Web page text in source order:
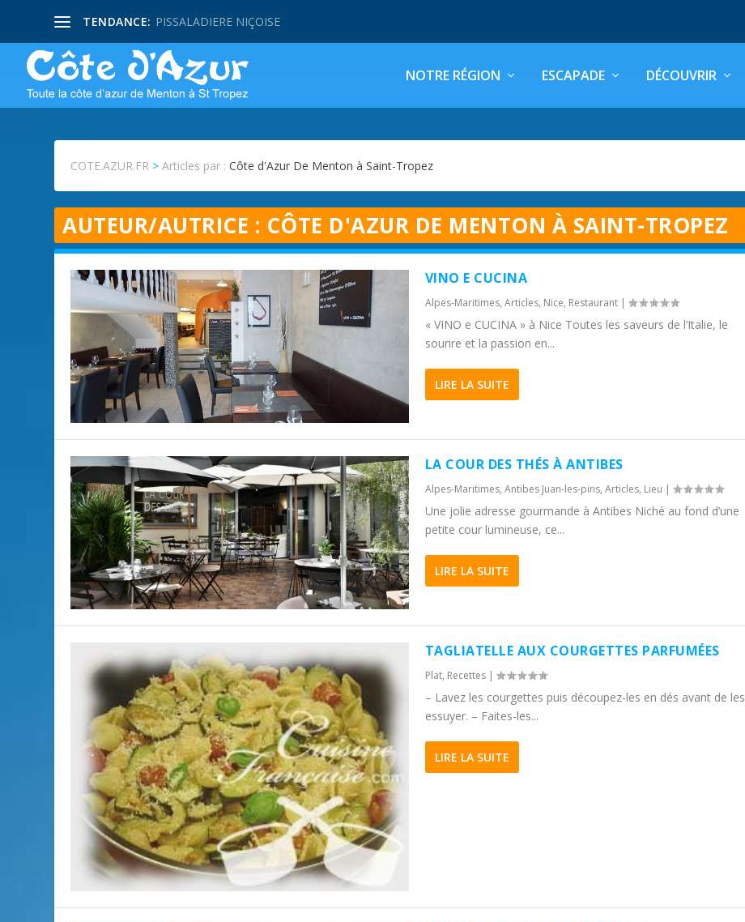
TENDANCE: PISSALADIERE NIÇOISE
NOTRE RÉGION ESCAPADE DÉCOUVRIR
COTE.AZUR.FR >Articles par :Côte d'Azur De Menton à Saint-Tropez
AUTEUR/AUTRICE : CÔTE D'AZUR DE MENTON À SAINT-TROPEZ
VINO E CUCINA
Alpes-Maritimes, Articles, Nice, Restaurant|
« VINO e CUCINA » à Nice Toutes les saveurs de l’Italie, le
sourire et la passion en...
LIRE LA SUITE
LA COUR DES THÉS À ANTIBES
Alpes-Maritimes, Antibes Juan-les-pins, Articles, Lieu |
Une jolie adresse gourmande à Antibes Niché au fond d’une
petite cour lumineuse, ce...
LIRE LA SUITE
TAGLIATELLE AUX COURGETTES PARFUMÉES
Plat, Recettes|
– Lavez les courgettes puis découpez-les en dés avant de les
essuyer. – Faites-les...
LIRE LA SUITE